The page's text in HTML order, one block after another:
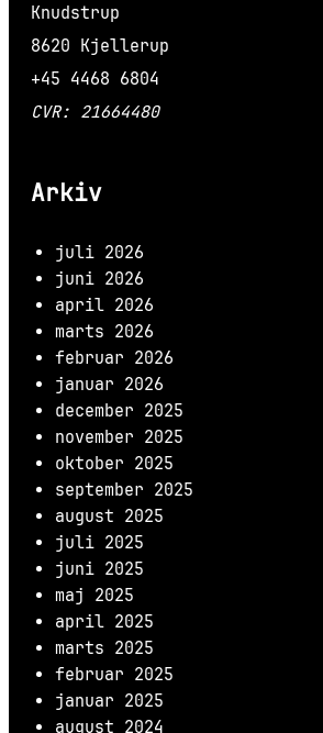
Knudstrup
8620 Kjellerup
+45 4468 6804
CVR: 21664480
Arkiv
juli 2026
juni 2026
april 2026
marts 2026
februar 2026
januar 2026
december 2025
november 2025
oktober 2025
september 2025
august 2025
juli 2025
juni 2025
maj 2025
april 2025
marts 2025
februar 2025
januar 2025
august 2024